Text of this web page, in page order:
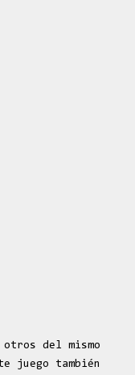
del mismo
juego también